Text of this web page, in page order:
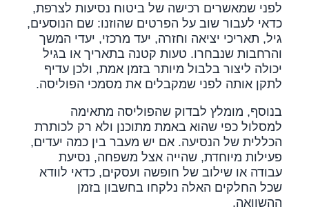
לפני שמאשרים רכישה של ביטוח נסיעות לצרפת,
כדאי לעבור שוב על הפרטים שהוזנו: שם הנוסעים,
גיל, תאריכי יציאה וחזרה, יעד מרכזי, יעדי המשך
והרחבות שנבחרו. טעות קטנה בתאריך או בגיל
יכולה ליצור בלבול מיותר בזמן אמת, ולכן עדיף
לתקן אותה לפני שמקבלים את מסמכי הפוליסה.
בנוסף, מומלץ לבדוק שהפוליסה מתאימה
למסלול כפי שהוא באמת מתוכנן ולא רק לכותרת
הכללית של הנסיעה. אם יש מעבר בין כמה יעדים,
פעילות מיוחדת, שהייה אצל משפחה, נסיעת
עבודה או שילוב של חופשה ועסקים, כדאי לוודא
שכל החלקים האלה נלקחו בחשבון בזמן
ההשוואה.